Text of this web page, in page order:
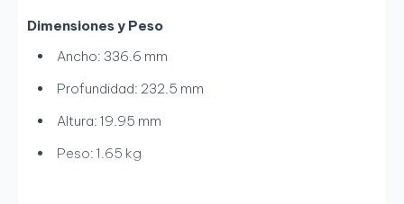
Dimensiones y Peso
Ancho: 336.6 mm
Profundidad: 232.5 mm
Altura: 19.95 mm
Peso: 1.65 kg